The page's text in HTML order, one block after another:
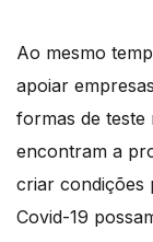
Ao mesmo
apoiar
formas de teste
encontram a
criar condições
Covid-19